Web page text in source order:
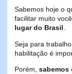
Sabemos hoje o
facilitar muito você
lugar do Brasil.
Seja para
habilitação é
Porém, sabemos